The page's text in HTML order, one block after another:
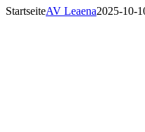
StartseiteAV Leaena2025-10-